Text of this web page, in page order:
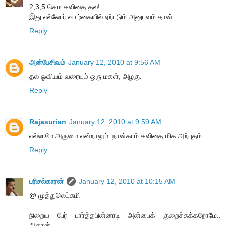
2,3,5 செம கவிதை தல!
இது எல்லோர் வாழ்கையில் ஏற்படும் அனுபவம் தான்..
Reply
அன்பேசிவம் January 12, 2010 at 9:56 AM
தல ஓவியம் வரையும் ஒரு மகள், அழகு.
Reply
Rajasurian January 12, 2010 at 9:59 AM
எல்லாமே அருமை என்றாலும். நான்காம் கவிதை மிக அற்புதம்
Reply
பரிசல்காரன்
January 12, 2010 at 10:15 AM
@ முத்துலெட்சுமி
நிறைய பேர் பார்த்தபின்னாடி அன்பைக் குறைச்சுக்கறோமே..